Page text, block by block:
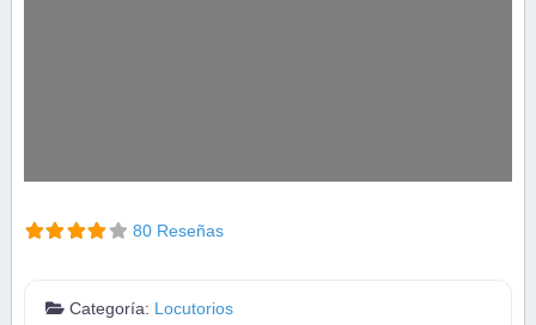
80 Reseñas
Categoría: Locutorios